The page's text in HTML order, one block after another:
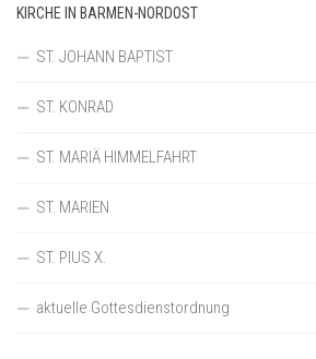
KIRCHE IN BARMEN-NORDOST
ST. JOHANN BAPTIST
ST. KONRAD
ST. MARIÄ HIMMELFAHRT
ST. MARIEN
ST. PIUS X.
aktuelle Gottesdienstordnung